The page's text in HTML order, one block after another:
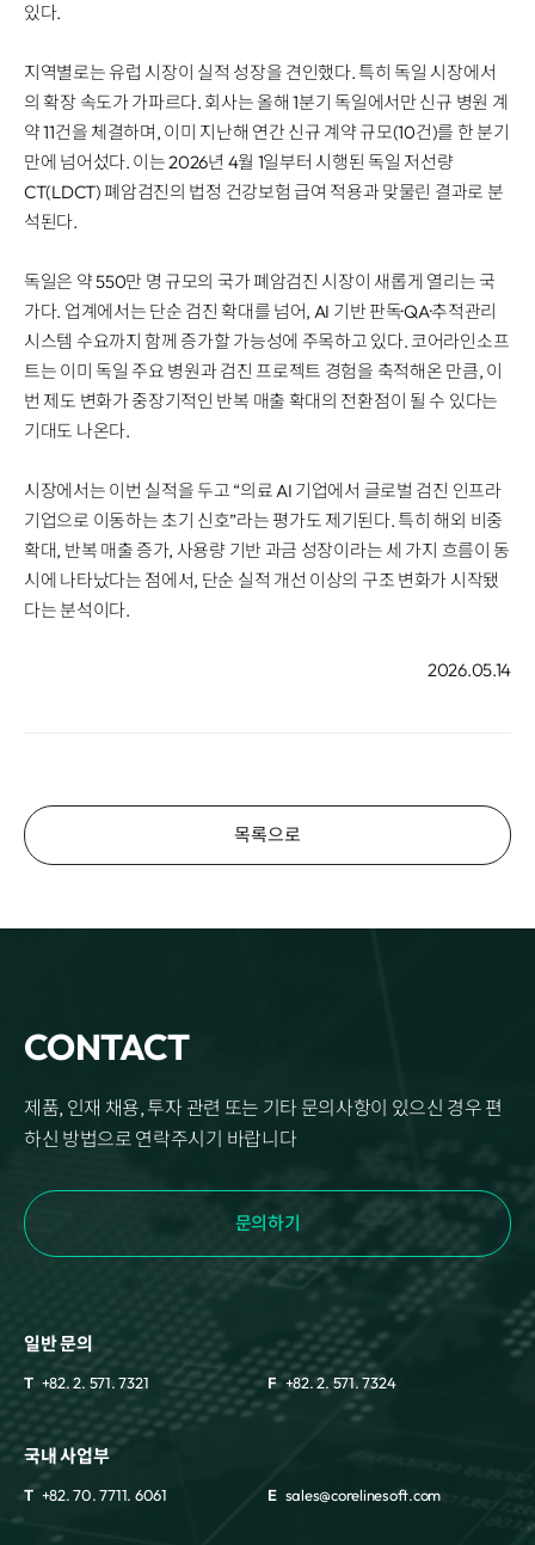
있다.
지역별로는 유럽 시장이 실적 성장을 견인했다. 특히 독일 시장에서
의 확장 속도가 가파르다. 회사는 올해 1분기 독일에서만 신규 병원 계
약 11건을 체결하며, 이미 지난해 연간 신규 계약 규모(10건)를 한 분기
만에 넘어섰다. 이는 2026년 4월 1일부터 시행된 독일 저선량
CT(LDCT) 폐암검진의 법정 건강보험 급여 적용과 맞물린 결과로 분
석된다.
독일은 약 550만 명 규모의 국가 폐암검진 시장이 새롭게 열리는 국
가다. 업계에서는 단순 검진 확대를 넘어, AI 기반 판독·QA·추적관리
시스템 수요까지 함께 증가할 가능성에 주목하고 있다. 코어라인소프
트는 이미 독일 주요 병원과 검진 프로젝트 경험을 축적해온 만큼, 이
번 제도 변화가 중장기적인 반복 매출 확대의 전환점이 될 수 있다는
기대도 나온다.
시장에서는 이번 실적을 두고 “의료 AI 기업에서 글로벌 검진 인프라
기업으로 이동하는 초기 신호”라는 평가도 제기된다. 특히 해외 비중
확대, 반복 매출 증가, 사용량 기반 과금 성장이라는 세 가지 흐름이 동
시에 나타났다는 점에서, 단순 실적 개선 이상의 구조 변화가 시작됐
다는 분석이다.
2026.05.14
목록으로
CONTACT
제품, 인재 채용, 투자 관련 또는 기타 문의사항이 있으신 경우 편
하신 방법으로 연락주시기 바랍니다
문의하기
일반 문의
T +82. 2. 571. 7321 F +82. 2. 571. 7324
국내 사업부
T +82. 70. 7711. 6061 E sales@corelinesoft.com